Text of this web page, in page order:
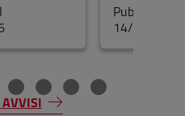
Pubblicato il
14/07/2026